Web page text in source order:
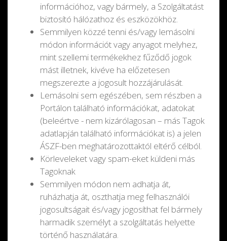
információhoz, vagy bármely, a Szolgáltatást
biztosító hálózathoz és eszközökhöz.
Semmilyen közzé tenni és/vagy lemásolni
módon információt vagy anyagot melyhez,
mint szellemi termékekhez fűződő jogok
mást illetnek, kivéve ha előzetesen
megszerezte a jogosult hozzájárulását.
Lemásolni sem egészében, sem részben a
Portálon található információkat, adatokat
(beleértve - nem kizárólagosan – más Tagok
adatlapján található információkat is) a jelen
ÁSZF-ben meghatározottaktól eltérő célból.
Körleveleket vagy spam-eket küldeni más
Tagoknak
Semmilyen módon nem adhatja át,
ruházhatja át, oszthatja meg felhasználói
jogosultságait és/vagy jogosíthat fel bármely
harmadik személyt a szolgáltatás helyette
történő használatára.